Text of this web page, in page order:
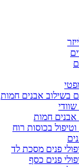
בשילוב אבנים חמות
שוודי
אבנים חמות
וטיפול בכוסות רוח
פנים מסכת לד
פנים כסף